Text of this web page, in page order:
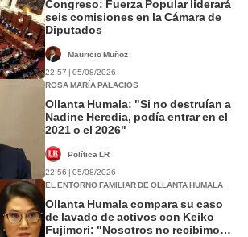
Congreso: Fuerza Popular liderará
seis comisiones en la Cámara de
Diputados
Mauricio Muñoz
22:57 | 05/08/2026
ROSA MARÍA PALACIOS
Ollanta Humala: "Si no destruían a
Nadine Heredia, podía entrar en el
2021 o el 2026"
Política LR
22:56 | 05/08/2026
EL ENTORNO FAMILIAR DE OLLANTA HUMALA
Ollanta Humala compara su caso
de lavado de activos con Keiko
Fujimori: "Nosotros no recibimos,